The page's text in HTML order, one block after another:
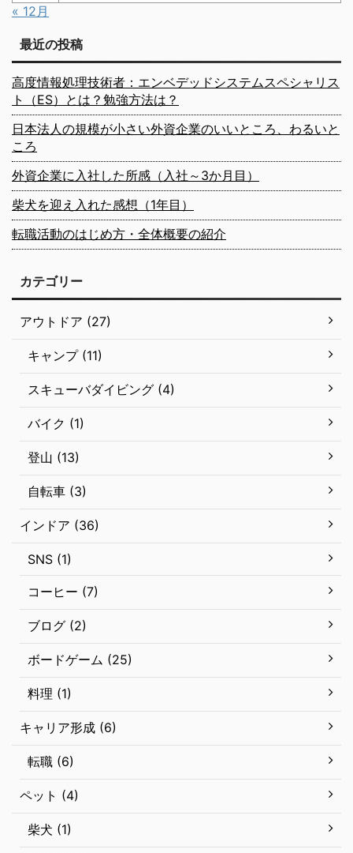
« 12月
最近の投稿
高度情報処理技術者：エンベデッドシステムスペシャリス
ト（ES）とは？勉強方法は？
日本法人の規模が小さい外資企業のいいところ、わるいと
ころ
外資企業に入社した所感（入社～3か月目）
柴犬を迎え入れた感想（1年目）
転職活動のはじめ方・全体概要の紹介
カテゴリー
アウトドア (27)
キャンプ (11)
スキューバダイビング (4)
バイク (1)
登山 (13)
自転車 (3)
インドア (36)
SNS (1)
コーヒー (7)
ブログ (2)
ボードゲーム (25)
料理 (1)
キャリア形成 (6)
転職 (6)
ペット (4)
柴犬 (1)